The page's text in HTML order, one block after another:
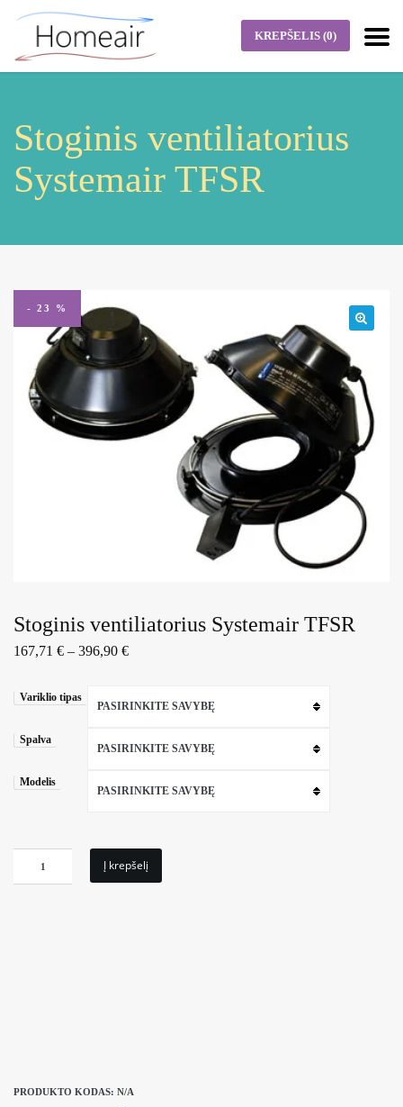
KREPŠELIS (0)
Stoginis ventiliatorius
Systemair TFSR
- 23 %
Stoginis ventiliatorius Systemair TFSR
167,71 € – 396,90 €
Variklio tipas
PASIRINKITE SAVYBĘ
Spalva
PASIRINKITE SAVYBĘ
Modelis
PASIRINKITE SAVYBĘ
kiekis:
Į krepšelį
PRODUKTO KODAS: N/A